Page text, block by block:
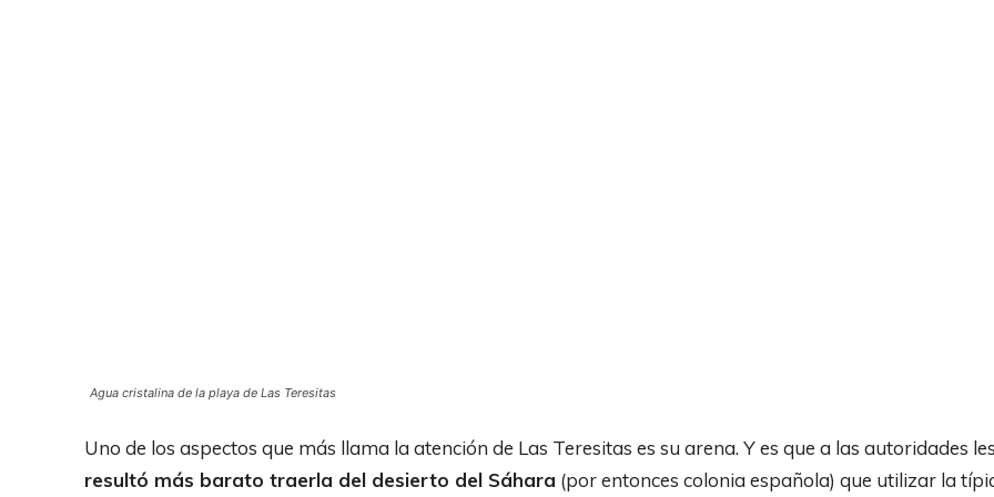
Agua cristalina de la playa de Las Teresitas
Uno de los aspectos que más llama la atención de Las Teresitas es su arena. Y es que a las autoridades
resultó más barato traerla del desierto del Sáhara (por entonces colonia española) que utilizar la